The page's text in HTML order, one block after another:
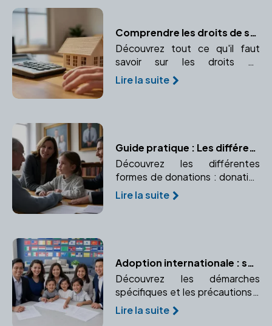
Comprendre les droits de succession : calcul et paiement
Découvrez tout ce qu'il faut
savoir sur les droits de
succession, leur calcul et leur
paiement. Comprendre
Lire la suite
Guide pratique : Les différentes formes de donations
Découvrez les différentes
formes de donations : donation
simple, donation-partage, et
donation avec réserve
Lire la suite
Adoption internationale : spécificités et précautions
Découvrez les démarches
spécifiques et les précautions à
prendre pour une adoption à
l'étranger. Comprendre le rôle
Lire la suite